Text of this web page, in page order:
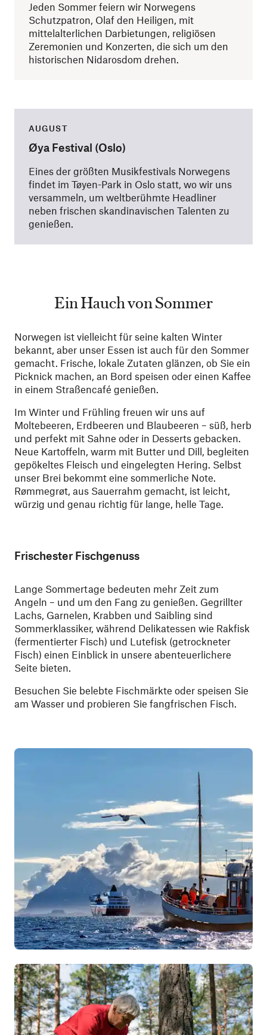
Jeden Sommer feiern wir Norwegens
Schutzpatron, Olaf den Heiligen, mit
mittelalterlichen Darbietungen, religiösen
Zeremonien und Konzerten, die sich um den
historischen Nidarosdom drehen.
AUGUST
Øya Festival (Oslo)
Eines der größten Musikfestivals Norwegens
findet im Tøyen-Park in Oslo statt, wo wir uns
versammeln, um weltberühmte Headliner
neben frischen skandinavischen Talenten zu
genießen.
Ein Hauch von Sommer
Norwegen ist vielleicht für seine kalten Winter
bekannt, aber unser Essen ist auch für den Sommer
gemacht. Frische, lokale Zutaten glänzen, ob Sie ein
Picknick machen, an Bord speisen oder einen Kaffee
in einem Straßencafé genießen.
Im Winter und Frühling freuen wir uns auf
Moltebeeren, Erdbeeren und Blaubeeren – süß, herb
und perfekt mit Sahne oder in Desserts gebacken.
Neue Kartoffeln, warm mit Butter und Dill, begleiten
gepökeltes Fleisch und eingelegten Hering. Selbst
unser Brei bekommt eine sommerliche Note.
Rømmegrøt, aus Sauerrahm gemacht, ist leicht,
würzig und genau richtig für lange, helle Tage.
Frischester Fischgenuss
Lange Sommertage bedeuten mehr Zeit zum
Angeln – und um den Fang zu genießen. Gegrillter
Lachs, Garnelen, Krabben und Saibling sind
Sommerklassiker, während Delikatessen wie Rakfisk
(fermentierter Fisch) und Lutefisk (getrockneter
Fisch) einen Einblick in unsere abenteuerlichere
Seite bieten.
Besuchen Sie belebte Fischmärkte oder speisen Sie
am Wasser und probieren Sie fangfrischen Fisch.